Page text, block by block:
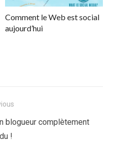
Comment le Web est social
aujourd’hui
blogueur complètement
!